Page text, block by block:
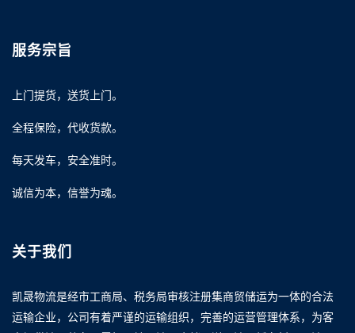
服务宗旨
上门提货，送货上门。
全程保险，代收货款。
每天发车，安全准时。
诚信为本，信誉为魂。
关于我们
凯晟物流是经市工商局、税务局审核注册集商贸储运为一体的合法
运输企业，公司有着严谨的运输组织，完善的运营管理体系，为客